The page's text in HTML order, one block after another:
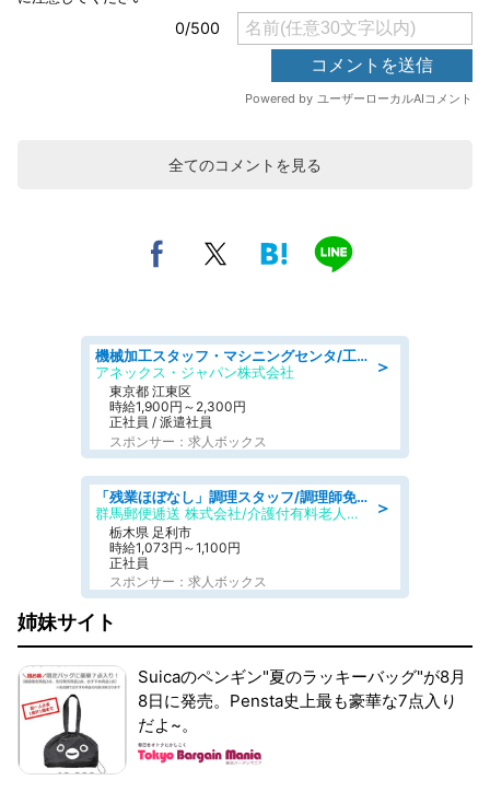
全てのコメントを見る
＞
機械加工スタッフ・マシニングセンタ/工業系卒歓迎/未経験OK/急募/学歴不問/土日祝休みあり
アネックス・ジャパン株式会社
東京都 江東区
時給1,900円～2,300円
正社員 / 派遣社員
スポンサー：求人ボックス
＞
「残業ほぼなし」調理スタッフ/調理師免許必須/正職員/日勤のみ/介護付き有料老人ホーム/社会保障完備
群馬郵便逓送 株式会社/介護付有料老人ホーム ふる里
栃木県 足利市
時給1,073円～1,100円
正社員
スポンサー：求人ボックス
姉妹サイト
Suicaのペンギン"夏のラッキーバッグ"が8月
8日に発売。Pensta史上最も豪華な7点入り
だよ~。